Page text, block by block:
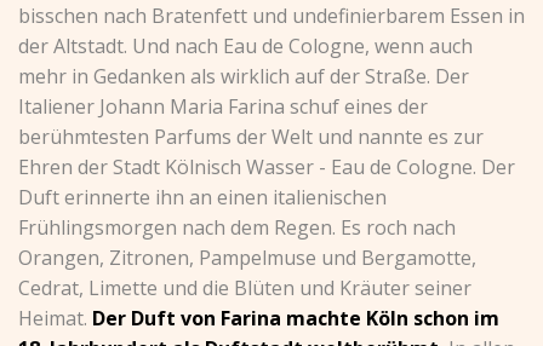
bisschen nach Bratenfett und undefinierbarem Essen in
der Altstadt. Und nach Eau de Cologne, wenn auch
mehr in Gedanken als wirklich auf der Straße. Der
Italiener Johann Maria Farina schuf eines der
berühmtesten Parfums der Welt und nannte es zur
Ehren der Stadt Kölnisch Wasser - Eau de Cologne. Der
Duft erinnerte ihn an einen italienischen
Frühlingsmorgen nach dem Regen. Es roch nach
Orangen, Zitronen, Pampelmuse und Bergamotte,
Cedrat, Limette und die Blüten und Kräuter seiner
Heimat. Der Duft von Farina machte Köln schon im